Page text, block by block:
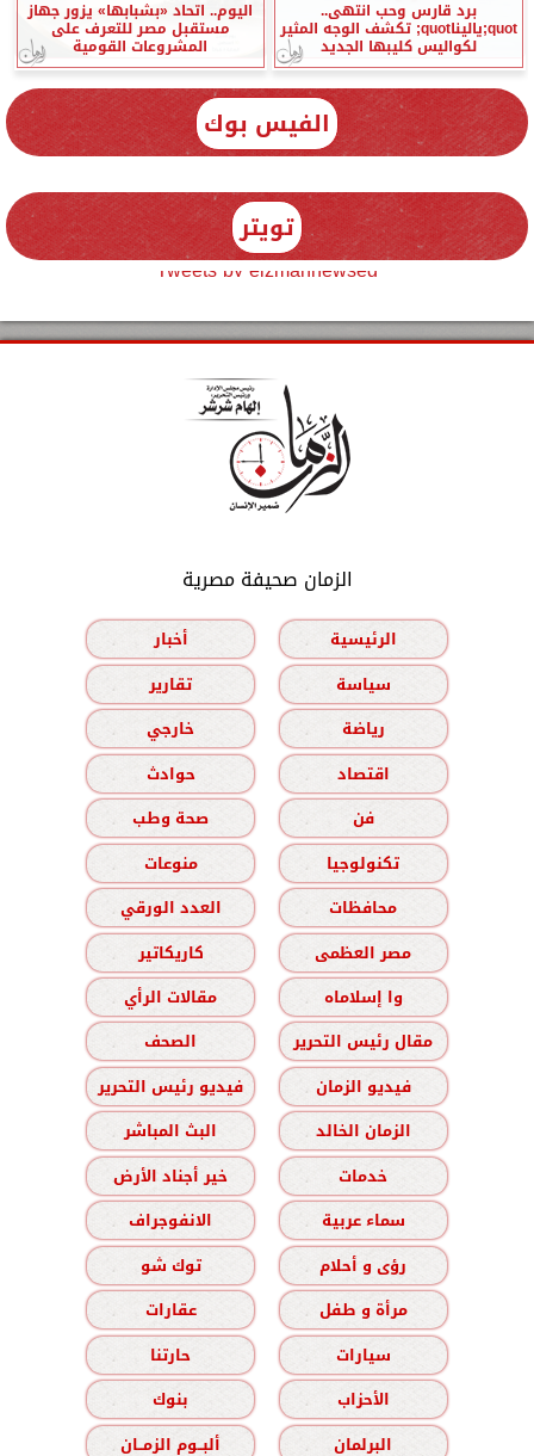
برد قارس وحب انتهى..
quot;ياليناquot; تكشف الوجه المثير
لكواليس كليبها الجديد
اليوم.. اتحاد «بشبابها» يزور جهاز
مستقبل مصر للتعرف على
المشروعات القومية
الفيس بوك
تويتر
Tweets by elzmannewseg
الزمان صحيفة مصرية
الرئيسية
أخبار
سياسة
تقارير
رياضة
خارجي
اقتصاد
حوادث
فن
صحة وطب
تكنولوجيا
منوعات
محافظات
العدد الورقي
مصر العظمى
كاريكاتير
وا إسلاماه
مقالات الرأي
مقال رئيس التحرير
الصحف
فيديو الزمان
فيديو رئيس التحرير
الزمان الخالد
البث المباشر
خدمات
خير أجناد الأرض
سماء عربية
الانفوجراف
رؤى و أحلام
توك شو
مرأة و طفل
عقارات
سيارات
حارتنا
الأحزاب
بنوك
البرلمان
ألبــوم الزمــان